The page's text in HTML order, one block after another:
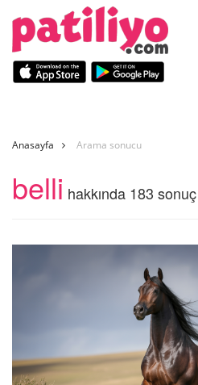
Anasayfa Arama sonucu
belli hakkında 183